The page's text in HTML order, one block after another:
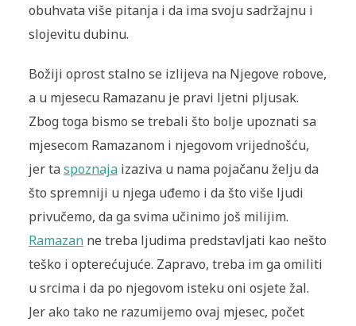
obuhvata više pitanja i da ima svoju sadržajnu i
slojevitu dubinu.
Božiji oprost stalno se izlijeva na Njegove robove,
a u mjesecu Ramazanu je pravi ljetni pljusak.
Zbog toga bismo se trebali što bolje upoznati sa
mjesecom Ramazanom i njegovom vrijednošću,
jer taspoznajaizaziva u nama pojačanu želju da
što spremniji u njega uđemo i da što više ljudi
privučemo, da ga svima učinimo još milijim.
Ramazanne treba ljudima predstavljati kao nešto
teško i opterećujuće. Zapravo, treba im ga omiliti
u srcima i da po njegovom isteku oni osjete žal.
Jer ako tako ne razumijemo ovaj mjesec, počet